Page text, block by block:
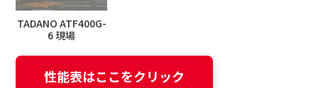
TADANO ATF400G-
6 現場
性能表はここをクリック